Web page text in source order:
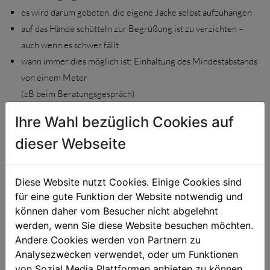
es wird darum gebeten, die eigene Jacke selbst aufzuhängen
auf das Hände schütteln zur Begrüßung ist zu verzichten –
auch wenn es schwer fällt
wann immer dies möglich ist: Einhaltung des Mindestabstands
von einem Meter
(zB beim Beratungsgespräch)
KundInnen tragen, sofern es der Behandlungsverlauf erlaubt,
eine mechanische Schutzvorrichtung
desinfizieren
Räumlichkeiten werden, nach jeder Behandlung, von den
FachexpertInnen ausreichend gelüftet
Danke für Ihr Vertrauen
Ihre Wahl bezüglich Cookies auf
dieser Webseite
Diese Website nutzt Cookies. Einige Cookies sind
für eine gute Funktion der Website notwendig und
können daher vom Besucher nicht abgelehnt
werden, wenn Sie diese Website besuchen möchten.
Andere Cookies werden von Partnern zu
Analysezwecken verwendet, oder um Funktionen